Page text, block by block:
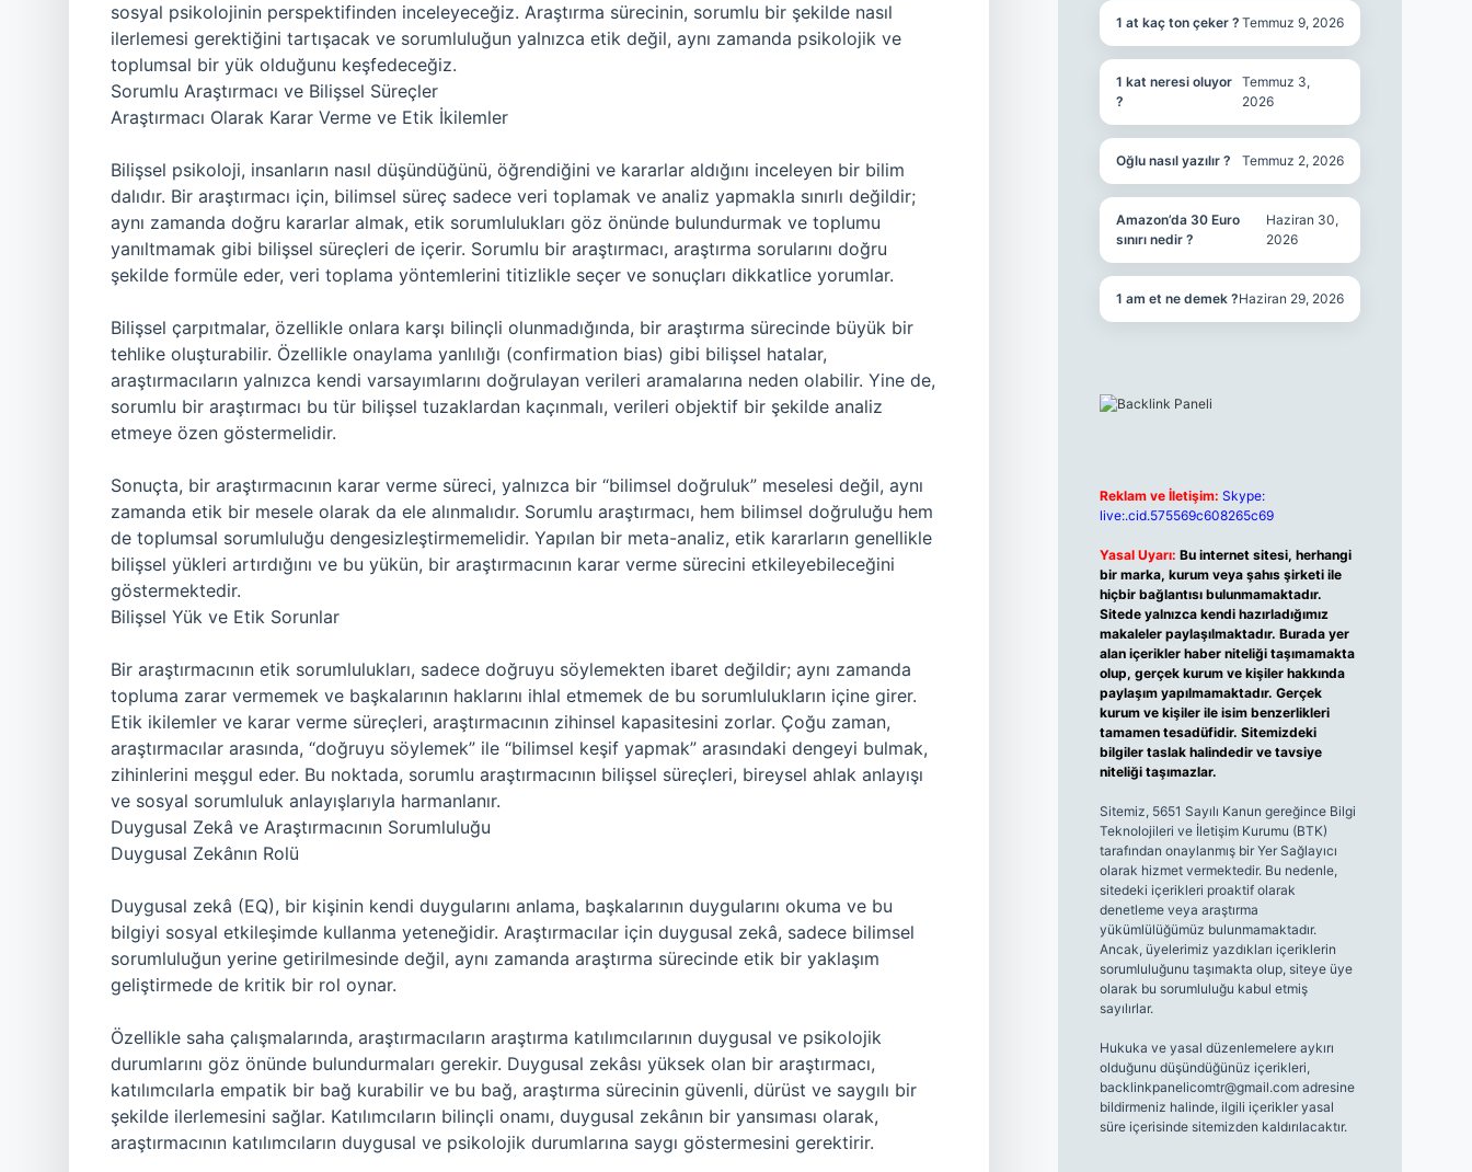
sosyal psikolojinin perspektifinden inceleyeceğiz. Araştırma sürecinin, sorumlu bir şekilde nasıl
ilerlemesi gerektiğini tartışacak ve sorumluluğun yalnızca etik değil, aynı zamanda psikolojik ve
toplumsal bir yük olduğunu keşfedeceğiz.
Sorumlu Araştırmacı ve Bilişsel Süreçler
Araştırmacı Olarak Karar Verme ve Etik İkilemler
Bilişsel psikoloji, insanların nasıl düşündüğünü, öğrendiğini ve kararlar aldığını inceleyen bir bilim
dalıdır. Bir araştırmacı için, bilimsel süreç sadece veri toplamak ve analiz yapmakla sınırlı değildir;
aynı zamanda doğru kararlar almak, etik sorumlulukları göz önünde bulundurmak ve toplumu
yanıltmamak gibi bilişsel süreçleri de içerir. Sorumlu bir araştırmacı, araştırma sorularını doğru
şekilde formüle eder, veri toplama yöntemlerini titizlikle seçer ve sonuçları dikkatlice yorumlar.
Bilişsel çarpıtmalar, özellikle onlara karşı bilinçli olunmadığında, bir araştırma sürecinde büyük bir
tehlike oluşturabilir. Özellikle onaylama yanlılığı (confirmation bias) gibi bilişsel hatalar,
araştırmacıların yalnızca kendi varsayımlarını doğrulayan verileri aramalarına neden olabilir. Yine de,
sorumlu bir araştırmacı bu tür bilişsel tuzaklardan kaçınmalı, verileri objektif bir şekilde analiz
etmeye özen göstermelidir.
Sonuçta, bir araştırmacının karar verme süreci, yalnızca bir “bilimsel doğruluk” meselesi değil, aynı
zamanda etik bir mesele olarak da ele alınmalıdır. Sorumlu araştırmacı, hem bilimsel doğruluğu hem
de toplumsal sorumluluğu dengesizleştirmemelidir. Yapılan bir meta-analiz, etik kararların genellikle
bilişsel yükleri artırdığını ve bu yükün, bir araştırmacının karar verme sürecini etkileyebileceğini
göstermektedir.
Bilişsel Yük ve Etik Sorunlar
Bir araştırmacının etik sorumlulukları, sadece doğruyu söylemekten ibaret değildir; aynı zamanda
topluma zarar vermemek ve başkalarının haklarını ihlal etmemek de bu sorumlulukların içine girer.
Etik ikilemler ve karar verme süreçleri, araştırmacının zihinsel kapasitesini zorlar. Çoğu zaman,
araştırmacılar arasında, “doğruyu söylemek” ile “bilimsel keşif yapmak” arasındaki dengeyi bulmak,
zihinlerini meşgul eder. Bu noktada, sorumlu araştırmacının bilişsel süreçleri, bireysel ahlak anlayışı
ve sosyal sorumluluk anlayışlarıyla harmanlanır.
Duygusal Zekâ ve Araştırmacının Sorumluluğu
Duygusal Zekânın Rolü
Duygusal zekâ (EQ), bir kişinin kendi duygularını anlama, başkalarının duygularını okuma ve bu
bilgiyi sosyal etkileşimde kullanma yeteneğidir. Araştırmacılar için duygusal zekâ, sadece bilimsel
sorumluluğun yerine getirilmesinde değil, aynı zamanda araştırma sürecinde etik bir yaklaşım
geliştirmede de kritik bir rol oynar.
Özellikle saha çalışmalarında, araştırmacıların araştırma katılımcılarının duygusal ve psikolojik
durumlarını göz önünde bulundurmaları gerekir. Duygusal zekâsı yüksek olan bir araştırmacı,
katılımcılarla empatik bir bağ kurabilir ve bu bağ, araştırma sürecinin güvenli, dürüst ve saygılı bir
şekilde ilerlemesini sağlar. Katılımcıların bilinçli onamı, duygusal zekânın bir yansıması olarak,
araştırmacının katılımcıların duygusal ve psikolojik durumlarına saygı göstermesini gerektirir.
1 at kaç ton çeker ? Temmuz 9, 2026
1 kat neresi oluyor
?
Temmuz 3,
2026
Oğlu nasıl yazılır ? Temmuz 2, 2026
Amazon’da 30 Euro
sınırı nedir ?
Haziran 30,
2026
1 am et ne demek ?Haziran 29, 2026
Reklam ve İletişim: Skype:
live:.cid.575569c608265c69
Yasal Uyarı: Bu internet sitesi, herhangi
bir marka, kurum veya şahıs şirketi ile
hiçbir bağlantısı bulunmamaktadır.
Sitede yalnızca kendi hazırladığımız
makaleler paylaşılmaktadır. Burada yer
alan içerikler haber niteliği taşımamakta
olup, gerçek kurum ve kişiler hakkında
paylaşım yapılmamaktadır. Gerçek
kurum ve kişiler ile isim benzerlikleri
tamamen tesadüfidir. Sitemizdeki
bilgiler taslak halindedir ve tavsiye
niteliği taşımazlar.
Sitemiz, 5651 Sayılı Kanun gereğince Bilgi
Teknolojileri ve İletişim Kurumu (BTK)
tarafından onaylanmış bir Yer Sağlayıcı
olarak hizmet vermektedir. Bu nedenle,
sitedeki içerikleri proaktif olarak
denetleme veya araştırma
yükümlülüğümüz bulunmamaktadır.
Ancak, üyelerimiz yazdıkları içeriklerin
sorumluluğunu taşımakta olup, siteye üye
olarak bu sorumluluğu kabul etmiş
sayılırlar.
Hukuka ve yasal düzenlemelere aykırı
olduğunu düşündüğünüz içerikleri,
backlinkpanelicomtr@gmail.comadresine
bildirmeniz halinde, ilgili içerikler yasal
süre içerisinde sitemizden kaldırılacaktır.